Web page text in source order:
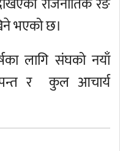
भएको छ।
लागि संघको नयाँ
र कुल आचार्य